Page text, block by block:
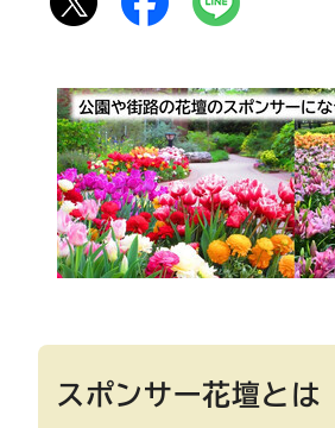
スポンサー花壇とは